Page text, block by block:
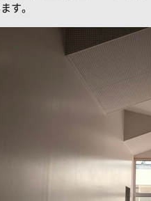
す。